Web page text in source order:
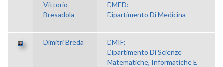
Vittorio
Bresadola
DMED:
Dipartimento Di Medicina
Dimitri Breda
DMIF:
Dipartimento Di Scienze
Matematiche, Informatiche E